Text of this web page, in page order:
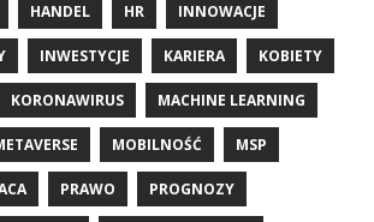
HANDEL HR INNOWACJE
INWESTYCJE KARIERA KOBIETY
KORONAWIRUS MACHINE LEARNING
MOBILNOŚĆ MSP
PRAWO PROGNOZY